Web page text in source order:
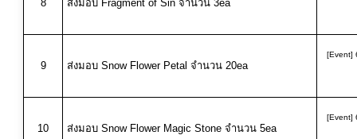
8 ส่งมอบ Fragment of Sin จำนวน 3ea
9 ส่งมอบ Snow Flower Petal จำนวน 20ea
[Event]
10 ส่งมอบ Snow Flower Magic Stone จำนวน 5ea
[Event]